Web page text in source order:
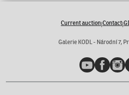
Current auction|Contact|
Galerie KODL - Národní 7,
YouTubeFacebook